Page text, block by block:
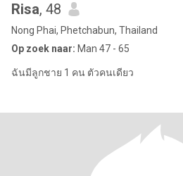
Risa, 48
Nong Phai, Phetchabun, Thailand
Op zoek naar: Man 47 - 65
ฉันมีลูกชาย 1 คน ตัวคนเดียว